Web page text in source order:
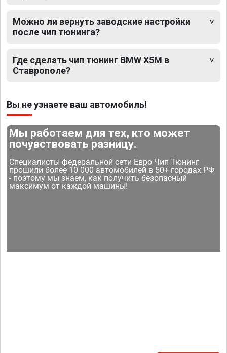
Можно ли вернуть заводские настройки
после чип тюнинга?
Где сделать чип тюнинг BMW X5M в
Ставрополе?
Вы не узнаете ваш автомобиль!
Мы работаем для тех, кто может
почувствовать разницу.
Специалисты федеральной сети Евро Чип Тюнинг
прошили более 10 000 автомобилей в 50+ городах РФ
- поэтому мы знаем, как получить безопасный
максимум от каждой машины!